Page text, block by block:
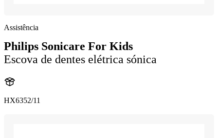
Assistência
Philips Sonicare For Kids
Escova de dentes elétrica sónica
HX6352/11